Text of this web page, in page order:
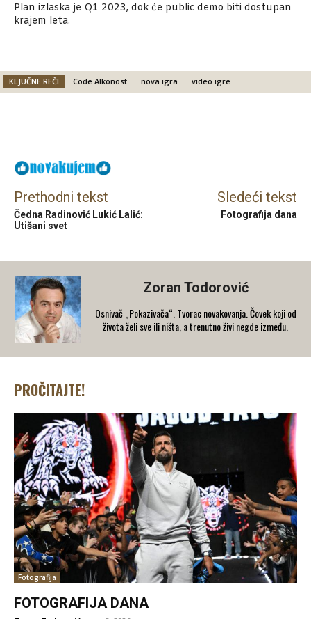
Plan izlaska je Q1 2023, dok će public demo biti dostupan
krajem leta.
KLJUČNE REČI Code Alkonost nova igra video igre
Prethodni tekst
Čedna Radinović Lukić Lalić:
Utišani svet
Sledeći tekst
Fotografija dana
Zoran Todorović
Osnivač „Pokazivača“. Tvorac novakovanja. Čovek koji od
života želi sve ili ništa, a trenutno živi negde između.
PROČITAJTE!
Fotografija
FOTOGRAFIJA DANA